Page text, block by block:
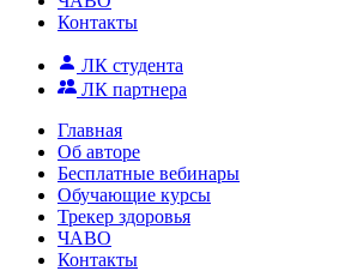
Контакты
ЛК студента
ЛК партнера
Главная
Об авторе
Бесплатные вебинары
Обучающие курсы
Трекер здоровья
ЧАВО
Контакты